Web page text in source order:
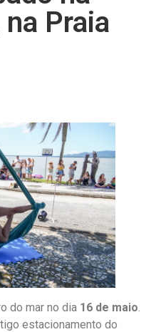
Praia
do mar no dia 16 de maio.
estacionamento do